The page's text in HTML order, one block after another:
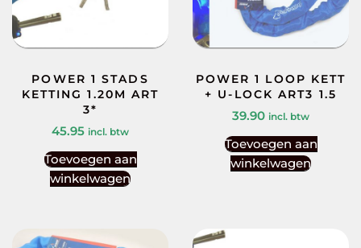
POWER 1 STADS
KETTING 1.20M ART
3*
45.95 incl. btw
Toevoegen aan
winkelwagen
POWER 1 LOOP KETT
+ U-LOCK ART3 1.5
39.90 incl. btw
Toevoegen aan
winkelwagen